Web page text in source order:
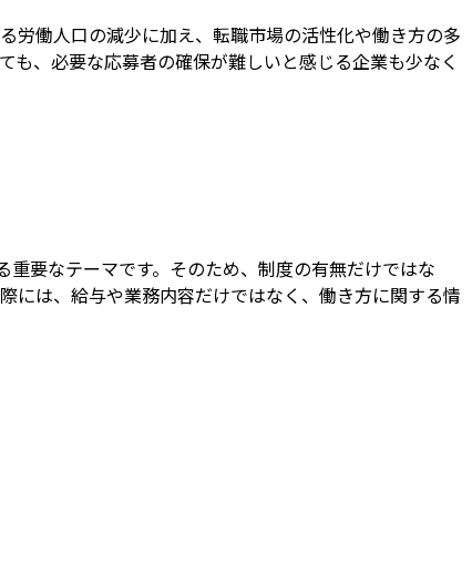
労働人口の減少に加え、転職市場の活性化や働き方の多
、必要な応募者の確保が難しいと感じる企業も少なく
要なテーマです。そのため、制度の有無だけではな
には、給与や業務内容だけではなく、働き方に関する情